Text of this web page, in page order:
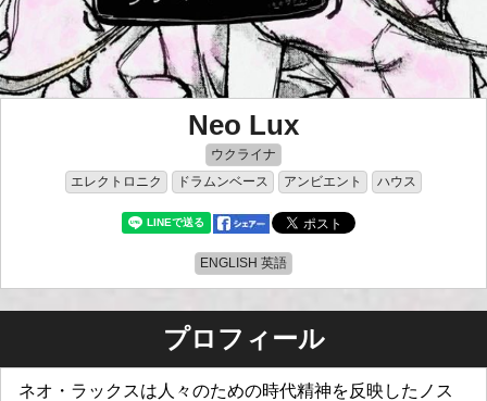
Neo Lux
ウクライナ
エレクトロニク
ドラムンベース アンビエント ハウス
ENGLISH 英語
プロフィール
ネオ・ラックスは人々のための時代精神を反映したノス